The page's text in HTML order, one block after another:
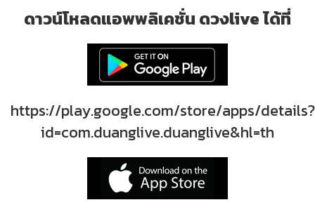
ดาวน์โหลดแอพพลิเคชั่น ดวงlive ได้ที่
https://play.google.com/store/apps/details?
id=com.duanglive.duanglive&hl=th